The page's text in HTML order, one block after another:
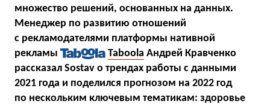
множество решений, основанных на данных.
Менеджер по развитию отношений
с рекламодателями платформы нативной
рекламы
Taboola Андрей Кравченко
рассказал Sostav о трендах работы с данными
2021 года и поделился прогнозом на 2022 год
по нескольким ключевым тематикам: здоровье